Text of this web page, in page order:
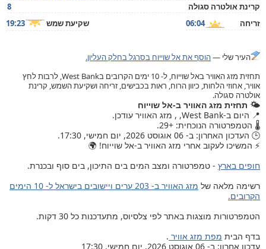
קרינת אולטרה סגולה
8
זריחה
06:04 שקיעת שמש 19:23
העיר שלי —הוסף את אל שוייוח בסרגל בחלק העליון.
תחזית מזג האוויר באל שוייוח, ל- 10 ימים הקרובים בWest Bank, לרבות לחץ
אוויר, אחוזי הלחות, כיוון הרוח, ראות בכבישים, זריחה ושקיעת השמש, קרינת
אולטרה סגולה.
🌤️ תחזית מזג האוויר ב-אל שוייוח
📍 היום ב-West Bank, , מזג האוויר עודכן.
🌡️ הטמפרטורה הנוכחית: +29.
🕒 העדכון האחרון: ב- 06 אוגוסט 2026, יום חמישי, 17:30.
⚡ המשיכו לעקוב אחרי מזג האוויר ב-אל שוייוח! 🌍
חופים בארץ - טמפרטורה ומצב המים בים התיכון, בים סוף ובכנרת.
רשימה מלאה של
מזג האוויר ב- 203 ערים ויישובים בישראל ל- 10 הימים
הקרובים.
הטמפרטורות מוצגות באתר לפי צלסיוס, מתעדכנות כל 30 דקות.
בדף הבית מפת מזג אוויר .
עדכון אחרון: ב- 06 אוגוסט 2026, יום חמישי, 17:30